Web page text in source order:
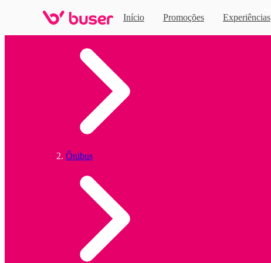
Início Promoções Experiências
Ônibus